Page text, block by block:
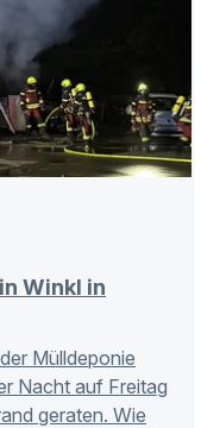
Winkl in
Mülldeponie
Nacht auf Freitag
geraten. Wie